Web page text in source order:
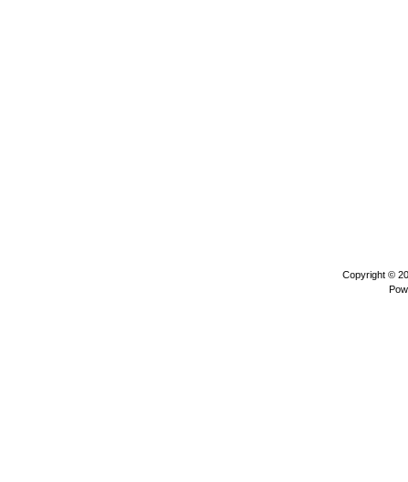
Copyright ©